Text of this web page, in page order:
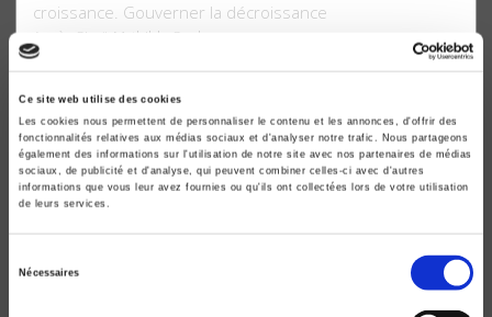
Ce site web utilise des cookies
Les cookies nous permettent de personnaliser le contenu et les annonces, d'offrir des
fonctionnalités relatives aux médias sociaux et d'analyser notre trafic. Nous partageons
également des informations sur l'utilisation de notre site avec nos partenaires de médias
sociaux, de publicité et d'analyse, qui peuvent combiner celles-ci avec d'autres
informations que vous leur avez fournies ou qu'ils ont collectées lors de votre utilisation
de leurs services.
Nécessaires
croissance. Gouverner la décroissance
Agnès Sinaï, Mathilde Szuba